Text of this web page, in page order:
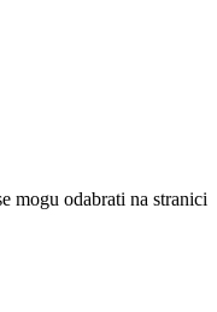
mogu odabrati na stranici